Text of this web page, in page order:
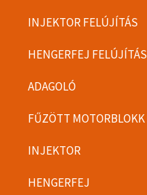
INJEKTOR FELÚJÍTÁS
HENGERFEJ FELÚJÍTÁS
ADAGOLÓ
FŰZÖTT MOTORBLOKK
INJEKTOR
HENGERFEJ